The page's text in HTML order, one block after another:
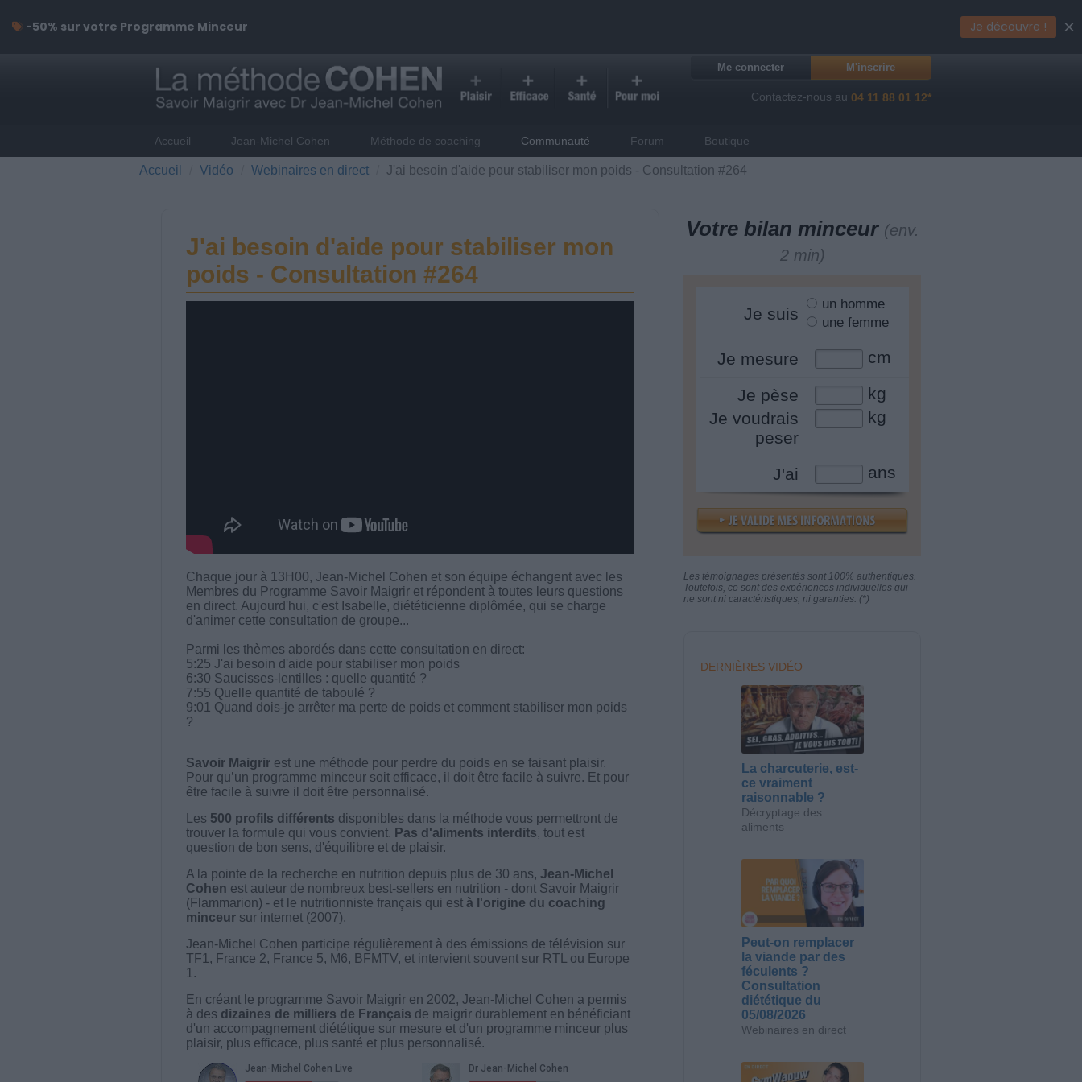
Me connecter M'inscrire
Contactez-nous au 04 11 88 01 12*
Accueil Jean-Michel Cohen Méthode de coaching Communauté Forum Boutique
Accueil Vidéo Webinaires en direct J'ai besoin d'aide pour stabiliser mon poids - Consultation #264
J'ai besoin d'aide pour stabiliser mon
poids - Consultation #264
Chaque jour à 13H00, Jean-Michel Cohen et son équipe échangent avec les
Membres du Programme Savoir Maigrir et répondent à toutes leurs questions
en direct. Aujourd'hui, c'est Isabelle, diététicienne diplômée, qui se charge
d'animer cette consultation de groupe...
Parmi les thèmes abordés dans cette consultation en direct:
5:25 J'ai besoin d'aide pour stabiliser mon poids
6:30 Saucisses-lentilles : quelle quantité ?
7:55 Quelle quantité de taboulé ?
9:01 Quand dois-je arrêter ma perte de poids et comment stabiliser mon poids
?
Savoir Maigrirest une méthode pour perdre du poids en se faisant plaisir.
Pour qu’un programme minceur soit efficace, il doit être facile à suivre. Et pour
être facile à suivre il doit être personnalisé.
Les 500 profils différents disponibles dans la méthode vous permettront de
trouver la formule qui vous convient. Pas d'aliments interdits, tout est
question de bon sens, d'équilibre et de plaisir.
A la pointe de la recherche en nutrition depuis plus de 30 ans, Jean-Michel
Cohen est auteur de nombreux best-sellers en nutrition - dont Savoir Maigrir
(Flammarion) - et le nutritionniste français qui est à l'origine du coaching
minceursur internet (2007).
Jean-Michel Cohen participe régulièrement à des émissions de télévision sur
TF1, France 2, France 5, M6, BFMTV, et intervient souvent sur RTL ou Europe
1.
En créant le programme Savoir Maigrir en 2002, Jean-Michel Cohen a permis
à des dizaines de milliers de Français de maigrir durablement en bénéficiant
d'un accompagnement diététique sur mesure et d'un programme minceur plus
plaisir, plus efficace, plus santé et plus personnalisé.
Votre bilan minceur (env.
2 min)
Je suis
un homme
une femme
Je mesure cm
Je pèse
kg
Je voudrais
peser
kg
J'ai ans
Les témoignages présentés sont 100% authentiques.
Toutefois, ce sont des expériences individuelles qui
ne sont ni caractéristiques, ni garanties. (*)
DERNIÈRES VIDÉO
La charcuterie, est-
ce vraiment
raisonnable ?
Décryptage des
aliments
Peut-on remplacer
la viande par des
féculents ?
Consultation
diététique du
05/08/2026
Webinaires en direct
-50% sur votre Programme Minceur Je découvre ! ×